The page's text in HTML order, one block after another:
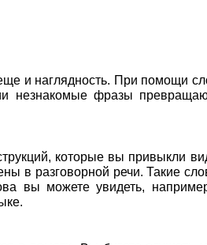
и наглядность. При помощи
незнакомые фразы
которые вы привыкли
в разговорной речи. Такие
вы можете увидеть,